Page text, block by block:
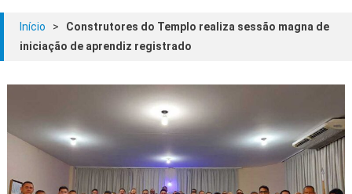
Início >
Construtores do Templo realiza sessão magna de
iniciação de aprendiz registrado